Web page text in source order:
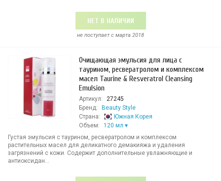
НЕТ В НАЛИЧИИ
не поступает c марта 2018
Очищающая эмульсия для лица с
таурином, ресвератролом и комплексом
масел Taurine & Resveratrol Cleansing
Emulsion
Артикул:
27245
Бренд:
Beauty Style
Страна:
Южная Корея
Объем:
120 мл
Густая эмульсия с таурином, ресвератролом и комплексом
растительных масел для деликатного демакияжа и удаления
загрязнений с кожи. Содержит дополнительные увлажняющие и
антиоксидан...